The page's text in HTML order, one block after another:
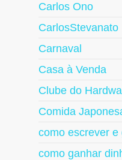
Carlos Ono
CarlosStevanato
Carnaval
Casa à Venda
Clube do
Comida
como escrever e
como ganhar